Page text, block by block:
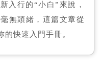
入行的“小白”來說，
無頭緒，這篇文章從
快速入門手冊。